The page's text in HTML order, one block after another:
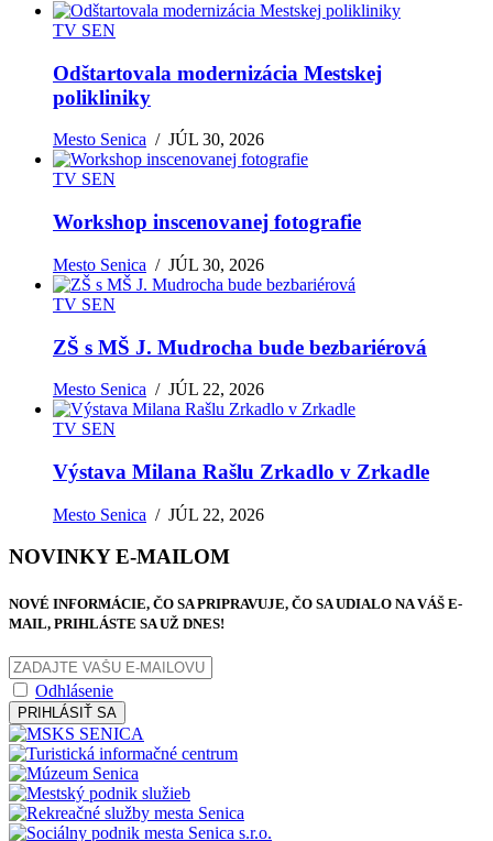
TV SEN
Odštartovala modernizácia Mestskej
polikliniky
Mesto Senica /JÚL 30, 2026
TV SEN
Workshop inscenovanej fotografie
Mesto Senica /JÚL 30, 2026
TV SEN
ZŠ s MŠ J. Mudrocha bude bezbariérová
Mesto Senica /JÚL 22, 2026
TV SEN
Výstava Milana Rašlu Zrkadlo v Zrkadle
Mesto Senica /JÚL 22, 2026
NOVINKY E-MAILOM
NOVÉ INFORMÁCIE, ČO SA PRIPRAVUJE, ČO SA UDIALO NA VÁŠ E-
MAIL, PRIHLÁSTE SA UŽ DNES!
Odhlásenie
PRIHLÁSIŤ SA